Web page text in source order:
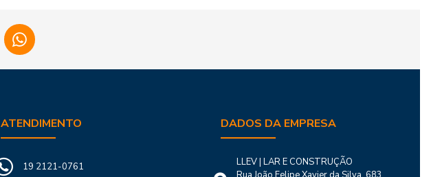
ATENDIMENTO
19 2121-0761
DADOS DA EMPRESA
LLEV | LAR E CONSTRUÇÃO